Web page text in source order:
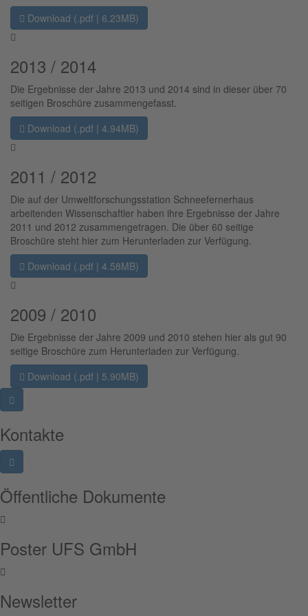
Download (.pdf | 6.23MB)
2013 / 2014
Die Ergebnisse der Jahre 2013 und 2014 sind in dieser über 70
seitigen Broschüre zusammengefasst.
Download (.pdf | 4.94MB)
2011 / 2012
Die auf der Umweltforschungsstation Schneefernerhaus
arbeitenden Wissenschaftler haben ihre Ergebnisse der Jahre
2011 und 2012 zusammengetragen. Die über 60 seitige
Broschüre steht hier zum Herunterladen zur Verfügung.
Download (.pdf | 4.58MB)
2009 / 2010
Die Ergebnisse der Jahre 2009 und 2010 stehen hier als gut 90
seitige Broschüre zum Herunterladen zur Verfügung.
Download (.pdf | 5.90MB)
Kontakte
Öffentliche Dokumente
Poster UFS GmbH
Newsletter